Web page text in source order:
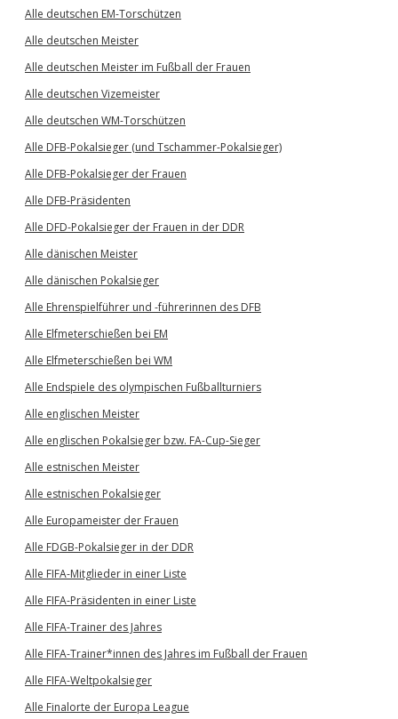
Alle deutschen EM-Torschützen
Alle deutschen Meister
Alle deutschen Meister im Fußball der Frauen
Alle deutschen Vizemeister
Alle deutschen WM-Torschützen
Alle DFB-Pokalsieger (und Tschammer-Pokalsieger)
Alle DFB-Pokalsieger der Frauen
Alle DFB-Präsidenten
Alle DFD-Pokalsieger der Frauen in der DDR
Alle dänischen Meister
Alle dänischen Pokalsieger
Alle Ehrenspielführer und -führerinnen des DFB
Alle Elfmeterschießen bei EM
Alle Elfmeterschießen bei WM
Alle Endspiele des olympischen Fußballturniers
Alle englischen Meister
Alle englischen Pokalsieger bzw. FA-Cup-Sieger
Alle estnischen Meister
Alle estnischen Pokalsieger
Alle Europameister der Frauen
Alle FDGB-Pokalsieger in der DDR
Alle FIFA-Mitglieder in einer Liste
Alle FIFA-Präsidenten in einer Liste
Alle FIFA-Trainer des Jahres
Alle FIFA-Trainer*innen des Jahres im Fußball der Frauen
Alle FIFA-Weltpokalsieger
Alle Finalorte der Europa League